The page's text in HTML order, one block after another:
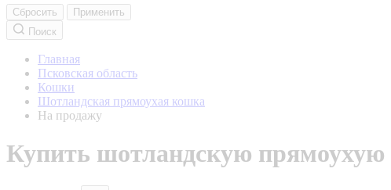
Сбросить
Применить
Поиск
Главная
Псковская область
Кошки
Шотландская прямоухая кошка
На продажу
Купить шотландскую